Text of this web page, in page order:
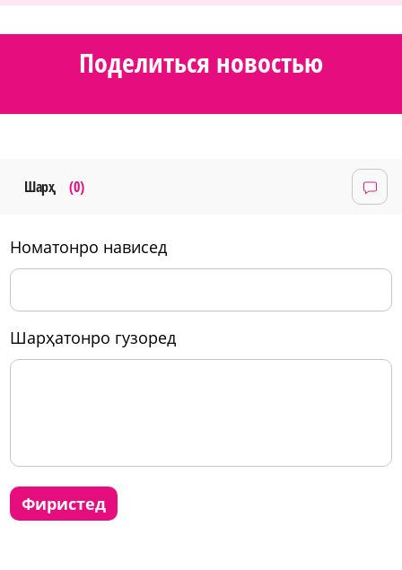
Поделиться новостью
Шарҳ (0)
номатонро нависед
шарҳатонро гузоред
фиристед